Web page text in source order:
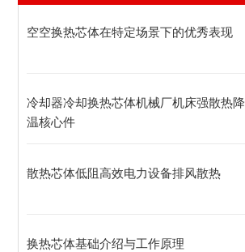
空空换热芯体在特定场景下的优秀表现
冷却器冷却换热芯体机械厂机床强散热降
温核心件
散热芯体低阻高效电力设备排风散热
换热芯体基础介绍与工作原理